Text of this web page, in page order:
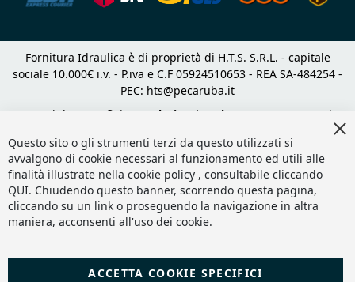
Fornitura Idraulica è di proprietà di H.T.S. S.R.L. - capitale
sociale 10.000€ i.v. - P.iva e C.F 05924510653 - REA SA-484254 -
PEC: hts@pecaruba.it
Copyright 2024 © | DF Solution | Web Agency Magento
|
Questo sito o gli strumenti terzi da questo utilizzati si
avvalgono di cookie necessari al funzionamento ed utili alle
finalità illustrate nella cookie policy , consultabile cliccando
QUI. Chiudendo questo banner, scorrendo questa pagina,
cliccando su un link o proseguendo la navigazione in altra
maniera, acconsenti all'uso dei cookie.
ACCETTA COOKIE SPECIFICI